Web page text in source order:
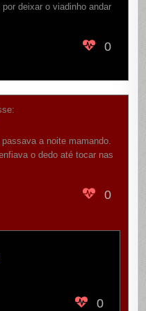
deixar o viadinho andar
0
a noite mamando.
o dedo até tocar nas
0
0